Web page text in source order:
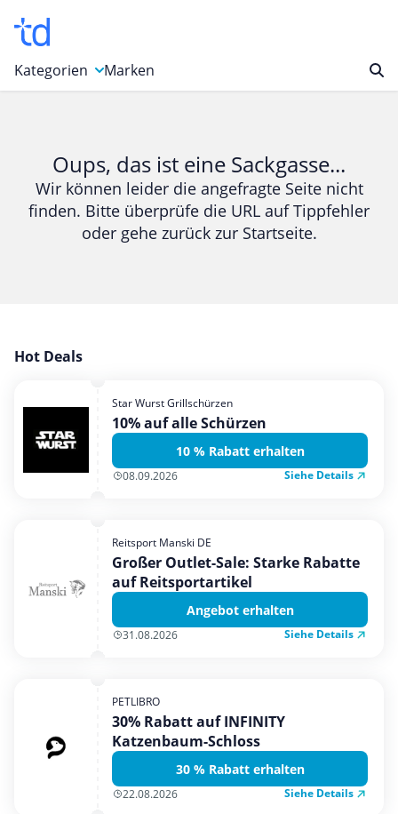
Kategorien
Bücher & Magazine
Computer & Elektronik
Entertainment & Media
Garten, Haushalt & Tiere
Mobilfunk & Internet
Mode & Accessoires
Shopping
Urlaub & Reise
Marken
Oups, das ist eine Sackgasse...
Wir können leider die angefragte Seite nicht
finden. Bitte überprüfe die URL auf Tippfehler
oder gehe zurück zur Startseite.
Hot Deals
Star Wurst Grillschürzen
10% auf alle Schürzen
10 % Rabatt erhalten
08.09.2026 Siehe Details
Reitsport Manski DE
Großer Outlet-Sale: Starke Rabatte
auf Reitsportartikel
Angebot erhalten
31.08.2026 Siehe Details
PETLIBRO
30% Rabatt auf INFINITY
Katzenbaum-Schloss
30 % Rabatt erhalten
22.08.2026 Siehe Details